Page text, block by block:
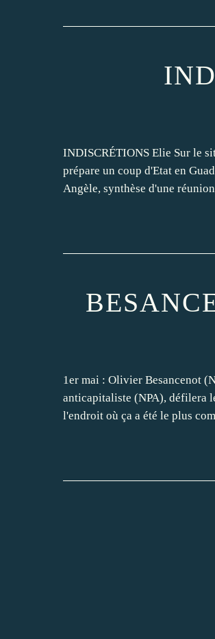
INDISCRÉTIONS Elie Sur le
prépare un coup d'Etat en
Angèle, synthèse d'une
1er mai : Olivier Besancenot
anticapitaliste (NPA), défilera
l'endroit où ça a été le plus